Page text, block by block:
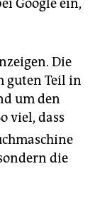
Google ein,
Die
guten Teil in
um den
viel, dass
die